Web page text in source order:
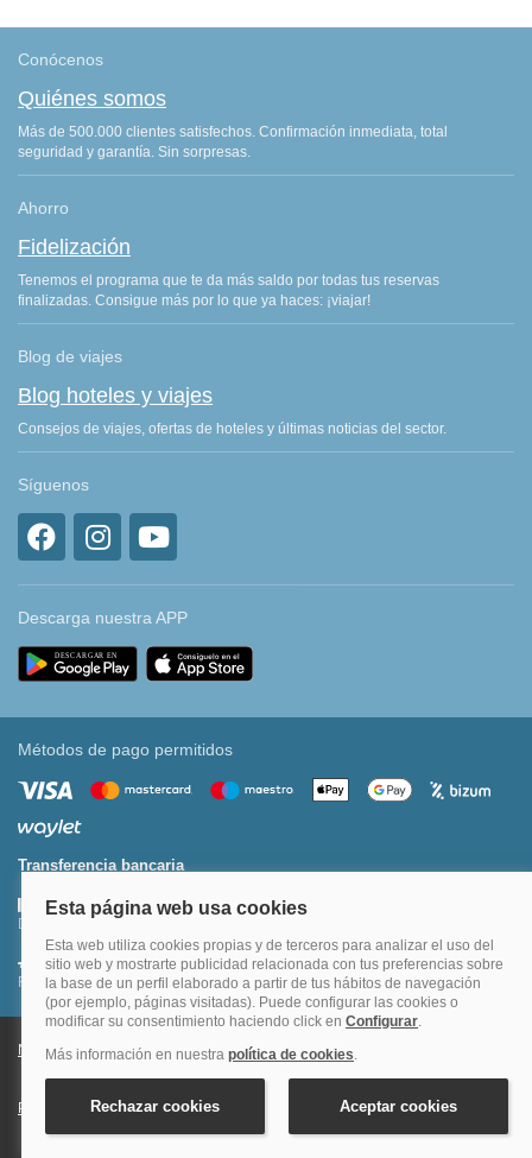
Conócenos
Quiénes somos
Más de 500.000 clientes satisfechos. Confirmación inmediata, total
seguridad y garantía. Sin sorpresas.
Ahorro
Fidelización
Tenemos el programa que te da más saldo por todas tus reservas
finalizadas. Consigue más por lo que ya haces: ¡viajar!
Blog de viajes
Blog hoteles y viajes
Consejos de viajes, ofertas de hoteles y últimas noticias del sector.
Síguenos
Descarga nuestra APP
Métodos de pago permitidos
Transferencia bancaria
Divide tu compra en 3 pagos al 0% TAE
Financia hasta en 12 meses o en 4 pagos sin intereses
Nota legal y condiciones de uso de la página web
Política de Privacidad Condiciones Generales de Contratación